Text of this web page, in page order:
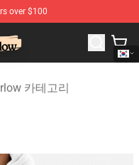
over $100
Harlow Merchandise
카테고리